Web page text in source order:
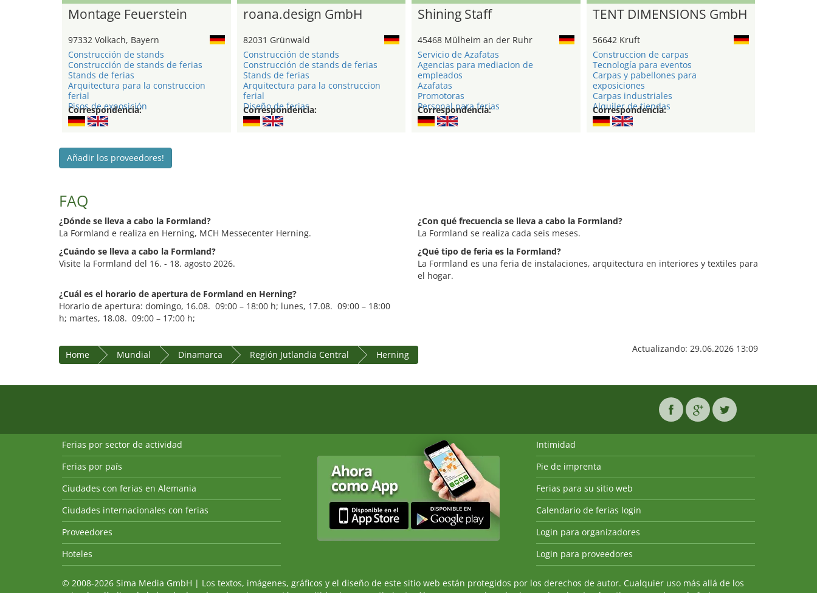
Montage Feuerstein
97332 Volkach, Bayern
Construcción de stands
Construcción de stands de ferias
Stands de ferias
Arquitectura para la construccion
ferial
Pisos de exposición
Correspondencia:
roana.design GmbH
82031 Grünwald
Construcción de stands
Construcción de stands de ferias
Stands de ferias
Arquitectura para la construccion
ferial
Diseño de ferias
Correspondencia:
Shining Staff
45468 Mülheim an der Ruhr
Servicio de Azafatas
Agencias para mediacion de
empleados
Azafatas
Promotoras
Personal para ferias
Correspondencia:
TENT DIMENSIONS GmbH
56642 Kruft
Construccion de carpas
Tecnología para eventos
Carpas y pabellones para
exposiciones
Carpas industriales
Alquiler de tiendas
Correspondencia:
Añadir los proveedores!
FAQ
¿Dónde se lleva a cabo la Formland?
La Formland e realiza en Herning, MCH Messecenter Herning.
¿Cuándo se lleva a cabo la Formland?
Visite la Formland del 16. - 18. agosto 2026.
¿Con qué frecuencia se lleva a cabo la Formland?
La Formland se realiza cada seis meses.
¿Qué tipo de feria es la Formland?
La Formland es una feria de instalaciones, arquitectura en interiores y textiles para
el hogar.
¿Cuál es el horario de apertura de Formland en Herning?
Horario de apertura: domingo, 16.08. 09:00 – 18:00 h; lunes, 17.08. 09:00 – 18:00
h; martes, 18.08. 09:00 – 17:00 h;
Home Mundial Dinamarca Región Jutlandia Central Herning
Actualizando: 29.06.2026 13:09
Ferias por sector de actividad
Ferias por país
Ciudades con ferias en Alemania
Ciudades internacionales con ferias
Proveedores
Hoteles
Intimidad
Pie de imprenta
Ferias para su sitio web
Calendario de ferias login
Login para organizadores
Login para proveedores
© 2008-2026 Sima Media GmbH | Los textos, imágenes, gráficos y el diseño de este sitio web están protegidos por los derechos de autor. Cualquier uso más allá de los